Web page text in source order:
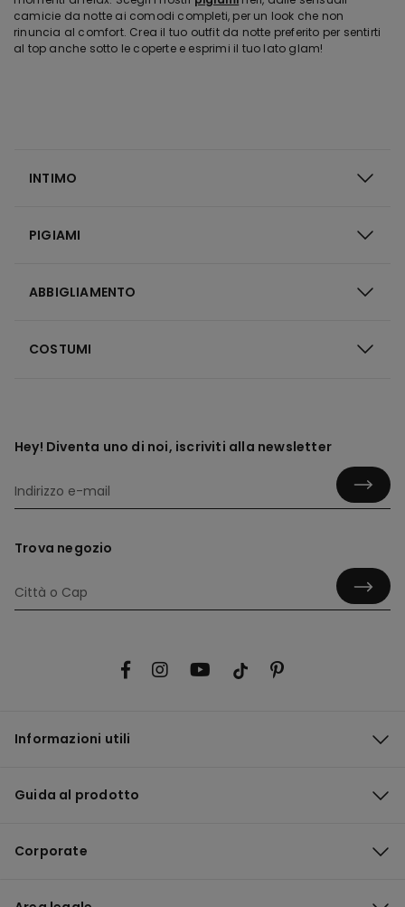
camicie da notte ai comodi completi, per un look che non
rinuncia al comfort. Crea il tuo outfit da notte preferito per sentirti
al top anche sotto le coperte e esprimi il tuo lato glam!
INTIMO
PIGIAMI
ABBIGLIAMENTO
COSTUMI
Hey! Diventa uno di noi, iscriviti alla newsletter
Trova negozio
Informazioni utili
Guida al prodotto
Corporate